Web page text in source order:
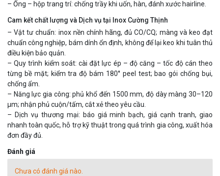
– Ống – hộp trang trí: chống trầy khi uốn, hàn, đánh xước hairline.
Cam kết chất lượng và Dịch vụ tại Inox Cường Thịnh
– Vật tư chuẩn: inox nền chính hãng, đủ CO/CQ; màng và keo đạt
chuẩn công nghiệp, bám dính ổn định, không để lại keo khi tuân thủ
điều kiện bảo quản.
– Quy trình kiểm soát: cài đặt lực ép – độ căng – tốc độ cán theo
từng bề mặt; kiểm tra độ bám 180° peel test; bao gói chống bụi,
chống ẩm.
– Năng lực gia công: phủ khổ đến 1500 mm, độ dày màng 30–120
μm; nhận phủ cuộn/tấm, cắt xẻ theo yêu cầu.
– Dịch vụ thương mại: báo giá minh bạch, giá cạnh tranh, giao
nhanh toàn quốc, hỗ trợ kỹ thuật trong quá trình gia công, xuất hóa
đơn đầy đủ.
Đánh giá
Chưa có đánh giá nào.